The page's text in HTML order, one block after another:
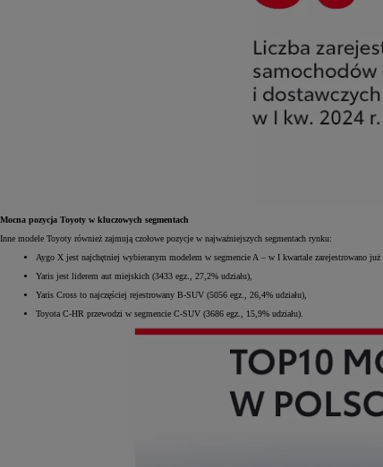
Mocna pozycja Toyoty w kluczowych segmentach
Inne modele Toyoty również zajmują czołowe pozycje w najważniejszych segmentach rynku:
Aygo X jest najchętniej wybieranym modelem w segmencie A – w I kwartale zarejestrowano
Yaris jest liderem aut miejskich (3433 egz., 27,2% udziału),
Yaris Cross to najczęściej rejestrowany B-SUV (5056 egz., 26,4% udziału),
Toyota C-HR przewodzi w segmencie C-SUV (3686 egz., 15,9% udziału).